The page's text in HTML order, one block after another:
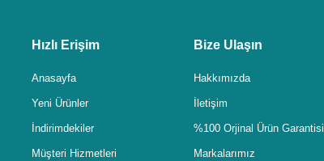
Hızlı Erişim
Anasayfa
Yeni Ürünler
İndirimdekiler
Müşteri Hizmetleri
Bize Ulaşın
Hakkımızda
İletişim
%100 Orjinal Ürün Garantisi
Markalarımız